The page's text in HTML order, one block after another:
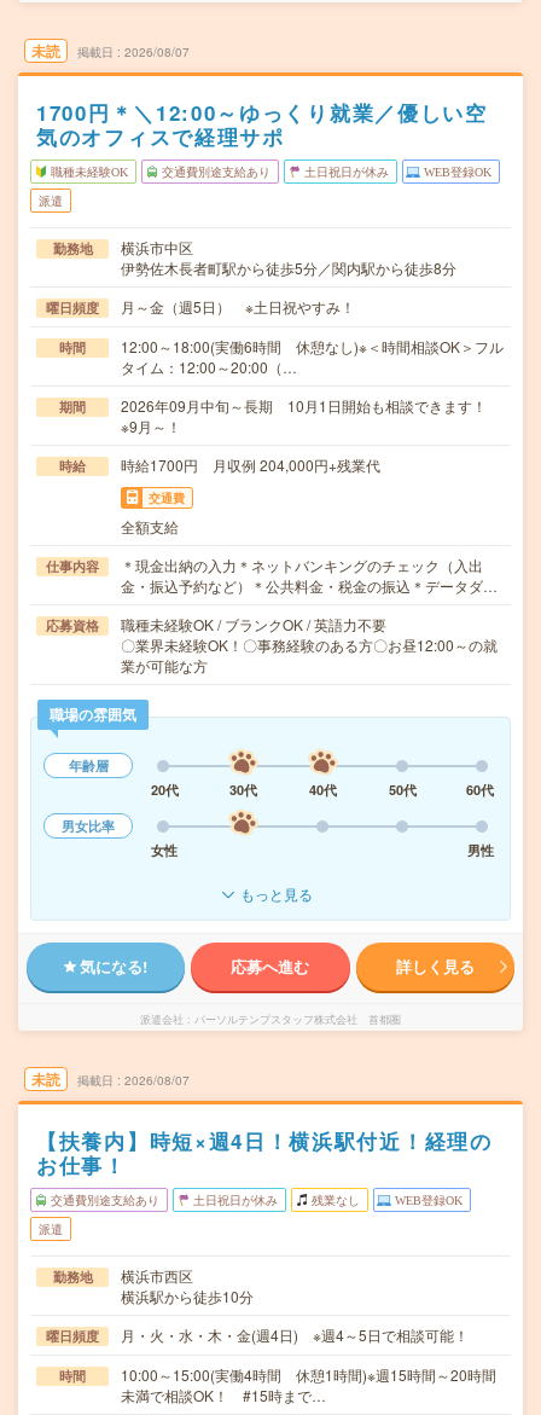
未読 掲載日 2026/08/07
1700円＊＼12:00～ゆっくり就業／優しい空
気のオフィスで経理サポ
職種未経験OK 交通費別途支給あり 土日祝日が休み WEB登録OK
派遣
勤務地
横浜市中区
伊勢佐木長者町駅から徒歩5分／関内駅から徒歩8分
曜日頻度 月～金（週5日） ※土日祝やすみ！
時間
12:00～18:00(実働6時間 休憩なし)※＜時間相談OK＞フル
タイム：12:00～20:00（…
期間
2026年09月中旬～長期 10月1日開始も相談できます！
※9月～！
時給 時給1700円 月収例 204,000円+残業代
交通費
全額支給
仕事内容
＊現金出納の入力＊ネットバンキングのチェック（入出
金・振込予約など）＊公共料金・税金の振込＊データダ…
応募資格
職種未経験OK / ブランクOK / 英語力不要
〇業界未経験OK！〇事務経験のある方〇お昼12:00～の就
業が可能な方
職場の雰囲気
年齢層
20代
30代 40代 50代
60代
男女比率
女性
男性
もっと見る
気になる! 応募へ進む 詳しく見る
派遣会社 パーソルテンプスタッフ株式会社 首都圏
未読 掲載日 2026/08/07
【扶養内】時短×週4日！横浜駅付近！経理の
お仕事！
交通費別途支給あり 土日祝日が休み 残業なし WEB登録OK
派遣
勤務地
横浜市西区
横浜駅から徒歩10分
曜日頻度 月・火・水・木・金(週4日) ※週4～5日で相談可能！
時間
10:00～15:00(実働4時間 休憩1時間)※週15時間～20時間
未満で相談OK！ #15時まで…